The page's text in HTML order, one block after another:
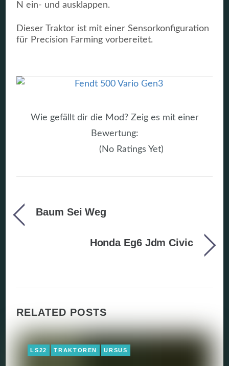
N ein- und ausklappen.
Dieser Traktor ist mit einer Sensorkonfiguration
für Precision Farming vorbereitet.
Wie gefällt dir die Mod? Zeig es mit einer
Bewertung:
(No Ratings Yet)
Baum Sei Weg
Honda Eg6 Jdm Civic
RELATED POSTS
LS22 TRAKTOREN URSUS